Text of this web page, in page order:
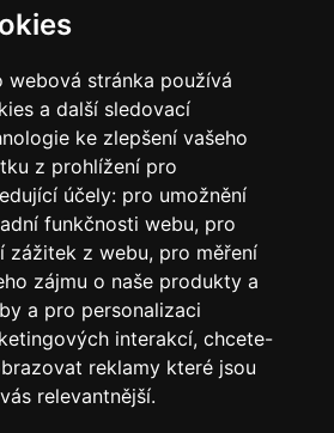
webová stránka používá
a další sledovací
ke zlepšení vašeho
z prohlížení pro
účely: pro umožnění
funkčnosti webu, pro
zážitek z webu, pro měření
zájmu o naše produkty a
a pro personalizaci
interakcí, chcete-
reklamy které jsou
relevantnější.
Cimrmanova Zpravodaje
je společnost
&Restaurátorský tým
Ročník XXIII.